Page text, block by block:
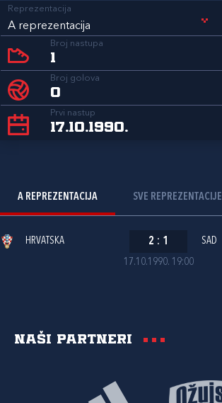
Reprezentacija
A reprezentacija
Broj nastupa
1
Broj golova
0
Prvi nastup
17.10.1990.
A REPREZENTACIJA SVE REPREZENTACIJE
17.10.1990. 19:00
HRVATSKA 2 : 1 SAD
Naši partneri